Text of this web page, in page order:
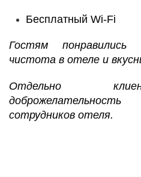
Бесплатный Wi-Fі
Гостям понравились
чистота в отеле и
Отдельно
сотрудников отеля.